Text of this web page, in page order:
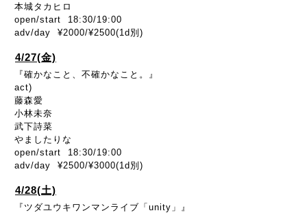
本城タカヒロ
open/start 18:30/19:00
adv/day ¥2000/¥2500(1d別)
4/27(金)
『確かなこと、不確かなこと。』
act)
藤森愛
小林未奈
武下詩菜
やましたりな
open/start 18:30/19:00
adv/day ¥2500/¥3000(1d別)
4/28(土)
『ツダユウキワンマンライブ「unity」』